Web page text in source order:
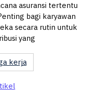
asuransi tertentu
bagi karyawan
secara rutin untuk
yang
kerja